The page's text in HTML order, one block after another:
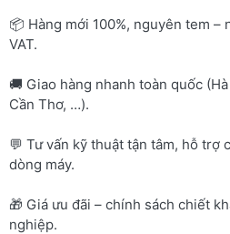
📦 Hàng mới 100%, nguyên tem –
VAT.
🚚 Giao hàng nhanh toàn quốc
Cần Thơ, …).
💬 Tư vấn kỹ thuật tận tâm, hỗ trợ
dòng máy.
🎁 Giá ưu đãi – chính sách chiết
nghiệp.